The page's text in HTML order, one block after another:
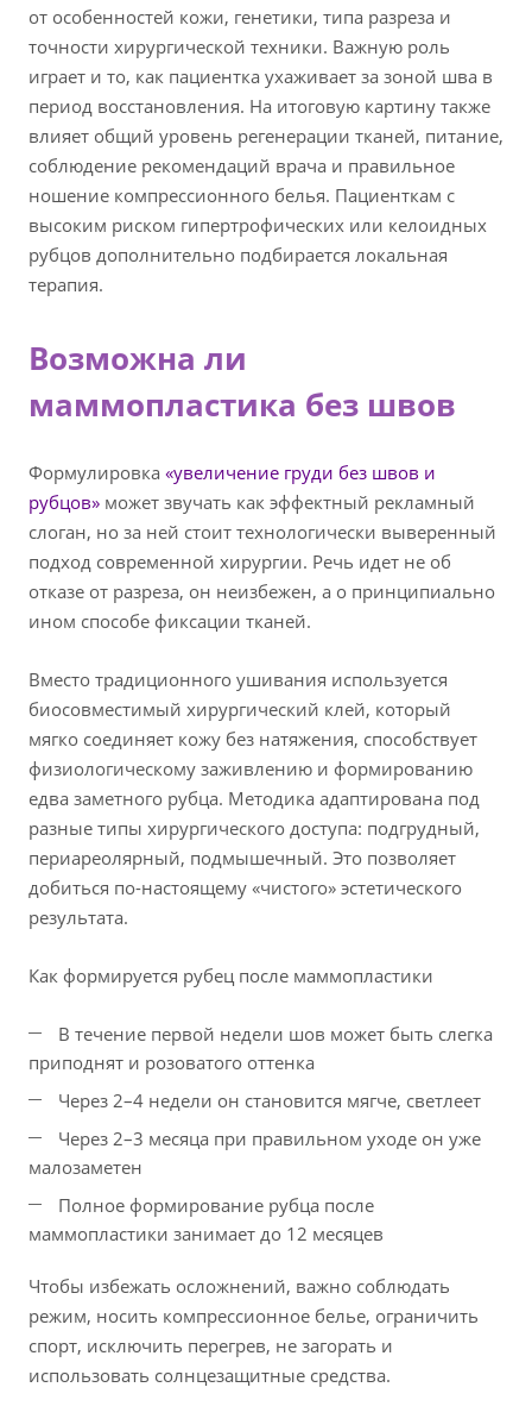
от особенностей кожи, генетики, типа разреза и
точности хирургической техники. Важную роль
играет и то, как пациентка ухаживает за зоной шва в
период восстановления. На итоговую картину также
влияет общий уровень регенерации тканей, питание,
соблюдение рекомендаций врача и правильное
ношение компрессионного белья. Пациенткам с
высоким риском гипертрофических или келоидных
рубцов дополнительно подбирается локальная
терапия.
Возможна ли
маммопластика без швов
Формулировка «увеличение груди без швов и
рубцов» может звучать как эффектный рекламный
слоган, но за ней стоит технологически выверенный
подход современной хирургии. Речь идет не об
отказе от разреза, он неизбежен, а о принципиально
ином способе фиксации тканей.
Вместо традиционного ушивания используется
биосовместимый хирургический клей, который
мягко соединяет кожу без натяжения, способствует
физиологическому заживлению и формированию
едва заметного рубца. Методика адаптирована под
разные типы хирургического доступа: подгрудный,
периареолярный, подмышечный. Это позволяет
добиться по-настоящему «чистого» эстетического
результата.
Как формируется рубец после маммопластики
В течение первой недели шов может быть слегка
приподнят и розоватого оттенка
Через 2–4 недели он становится мягче, светлеет
Через 2–3 месяца при правильном уходе он уже
малозаметен
Полное формирование рубца после
маммопластики занимает до 12 месяцев
Чтобы избежать осложнений, важно соблюдать
режим, носить компрессионное белье, ограничить
спорт, исключить перегрев, не загорать и
использовать солнцезащитные средства.